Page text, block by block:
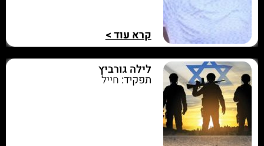
קרא עוד >
לילה גורביץ
תפקיד: חייל